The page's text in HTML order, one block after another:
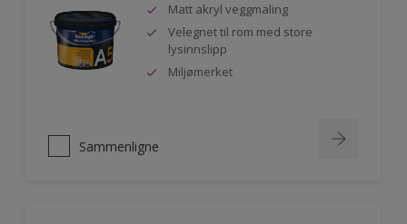
Matt akryl veggmaling
Velegnet til rom med store
lysinnslipp
Miljømerket
Sammenligne